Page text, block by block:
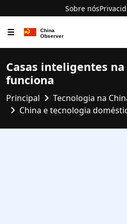
Sobre nós
☰
Casas inteligentes
funciona
Principal
Tecnologia na
China e tecnologia